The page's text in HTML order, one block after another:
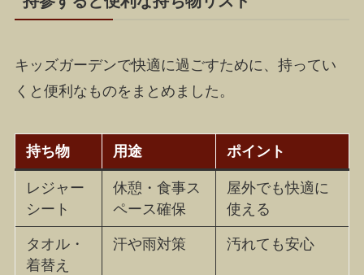
キッズガーデンで快適に過ごすために、持ってい
くと便利なものをまとめました。
持ち物 用途 ポイント
レジャー
シート
休憩・食事ス
ペース確保
屋外でも快適に
使える
タオル・
着替え
汗や雨対策 汚れても安心